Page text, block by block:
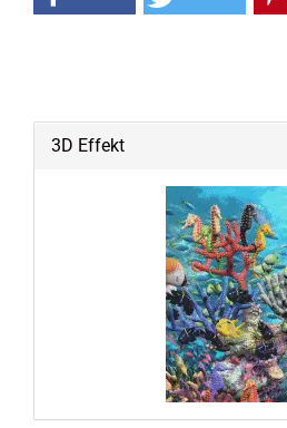
3D Effekt